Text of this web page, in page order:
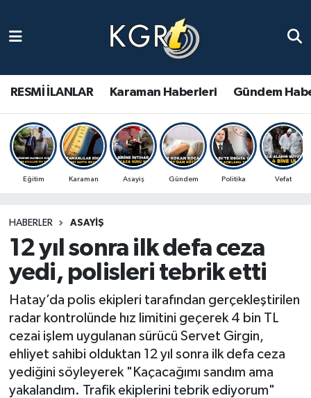
RESMİ İLANLAR Karaman Haberleri Gündem
Eğitim Karaman Asayiş Gündem Politika Vefat
HABERLER ASAYIŞ
12 yıl sonra ilk defa ceza
yedi, polisleri tebrik etti
Hatay’da polis ekipleri tarafından gerçekleştirilen
radar kontrolünde hız limitini geçerek 4 bin TL
cezai işlem uygulanan sürücü Servet Girgin,
ehliyet sahibi olduktan 12 yıl sonra ilk defa ceza
yediğini söyleyerek "Kaçacağımı sandım ama
yakalandım. Trafik ekiplerini tebrik ediyorum"
Gündem Haberleri
Güncel Haberler
Spor Haberleri
Ulusal Haberler
Vefat Edenler